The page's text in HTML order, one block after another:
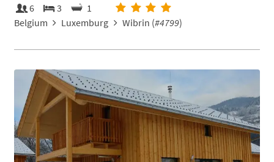
6 3
1
Belgium
Luxemburg Wibrin (#4799)